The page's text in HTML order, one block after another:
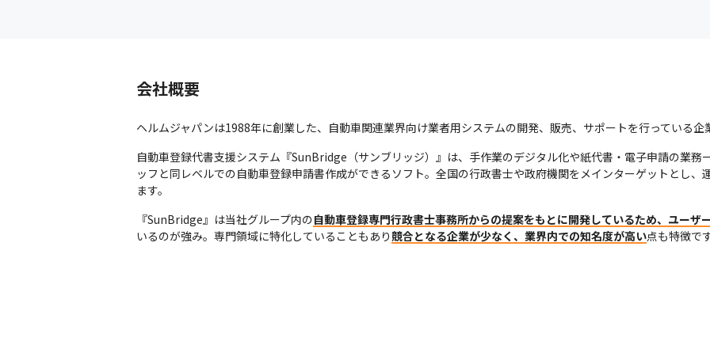
会社概要
ヘルムジャパンは1988年に創業した、自動車関連業界向け業者用システムの開発、販売、サポートを行っている企
自動車登録代書支援システム『SunBridge（サンブリッジ）』は、手作業のデジタル化や紙代書・電子申請の業務
ッフと同レベルでの自動車登録申請書作成ができるソフト。全国の行政書士や政府機関をメインターゲットとし、
ます。
『SunBridge』は当社グループ内の自動車登録専門行政書士事務所からの提案をもとに開発しているため、ユーザ
いるのが強み。専門領域に特化していることもあり競合となる企業が少なく、業界内での知名度が高い点も特徴です